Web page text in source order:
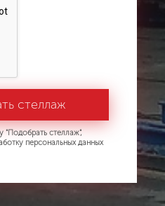
"Подобрать стеллаж",
персональных данных